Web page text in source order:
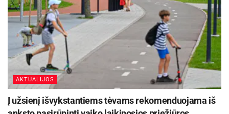
AKTUALIJOS
Į užsienį išvykstantiems tėvams rekomenduojama iš